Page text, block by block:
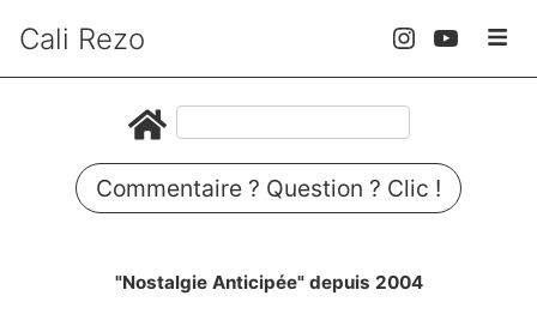
Cali Rezo
Commentaire ? Question ? Clic !
"Nostalgie Anticipée" depuis 2004